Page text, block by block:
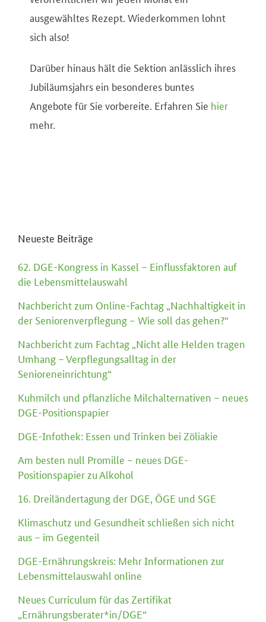
ausgewähltes Rezept. Wiederkommen lohnt
sich also!
Darüber hinaus hält die Sektion anlässlich ihres
Jubiläumsjahrs ein besonderes buntes
Angebote für Sie vorbereite. Erfahren Sie hier
mehr.
Neueste Beiträge
62. DGE-Kongress in Kassel – Einflussfaktoren auf
die Lebensmittelauswahl
Nachbericht zum Online-Fachtag „Nachhaltigkeit in
der Seniorenverpflegung – Wie soll das gehen?“
Nachbericht zum Fachtag „Nicht alle Helden tragen
Umhang – Verpflegungsalltag in der
Senioreneinrichtung“
Kuhmilch und pflanzliche Milchalternativen – neues
DGE-Positionspapier
DGE-Infothek: Essen und Trinken bei Zöliakie
Am besten null Promille – neues DGE-
Positionspapier zu Alkohol
16. Dreiländertagung der DGE, ÖGE und SGE
Klimaschutz und Gesundheit schließen sich nicht
aus – im Gegenteil
DGE-Ernährungskreis: Mehr Informationen zur
Lebensmittelauswahl online
Neues Curriculum für das Zertifikat
„Ernährungsberater*in/DGE“